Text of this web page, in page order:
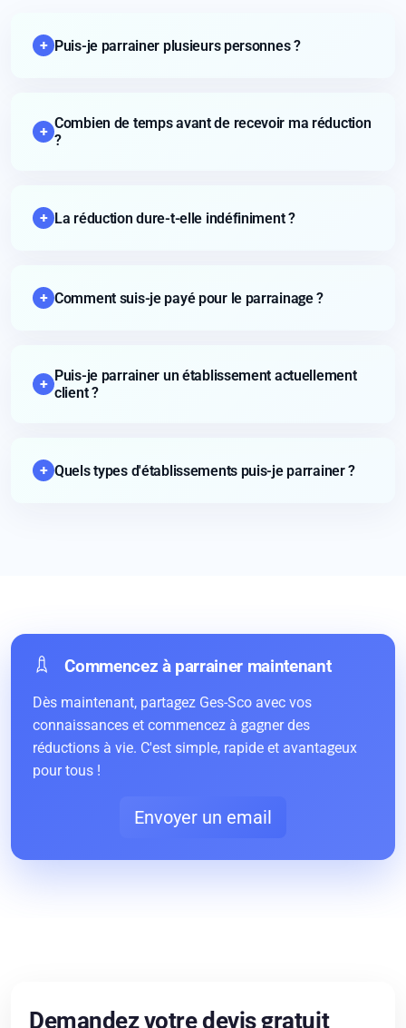
+ Puis-je parrainer plusieurs personnes ?
+ Combien de temps avant de recevoir ma réduction
?
+ La réduction dure-t-elle indéfiniment ?
+ Comment suis-je payé pour le parrainage ?
+ Puis-je parrainer un établissement actuellement
client ?
+ Quels types d'établissements puis-je parrainer ?
Commencez à parrainer maintenant
Dès maintenant, partagez Ges-Sco avec vos
connaissances et commencez à gagner des
réductions à vie. C'est simple, rapide et avantageux
pour tous !
Envoyer un email
Demandez votre devis gratuit